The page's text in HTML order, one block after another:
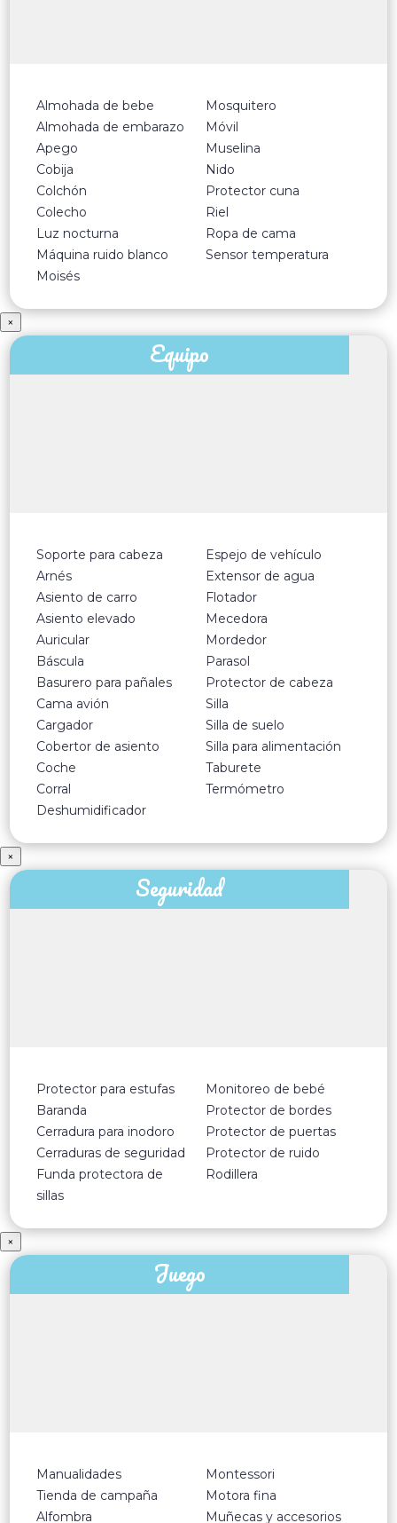
Almohada de bebe
Almohada de embarazo
Apego
Cobija
Colchón
Colecho
Luz nocturna
Máquina ruido blanco
Moisés
Mosquitero
Móvil
Muselina
Nido
Protector cuna
Riel
Ropa de cama
Sensor temperatura
×
Equipo
Soporte para cabeza
Arnés
Asiento de carro
Asiento elevado
Auricular
Báscula
Basurero para pañales
Cama avión
Cargador
Cobertor de asiento
Coche
Corral
Deshumidificador
Espejo de vehículo
Extensor de agua
Flotador
Mecedora
Mordedor
Parasol
Protector de cabeza
Silla
Silla de suelo
Silla para alimentación
Taburete
Termómetro
×
Seguridad
Protector para estufas
Baranda
Cerradura para inodoro
Cerraduras de seguridad
Funda protectora de
sillas
Monitoreo de bebé
Protector de bordes
Protector de puertas
Protector de ruido
Rodillera
×
Juego
Manualidades
Tienda de campaña
Alfombra
Montessori
Motora fina
Muñecas y accesorios